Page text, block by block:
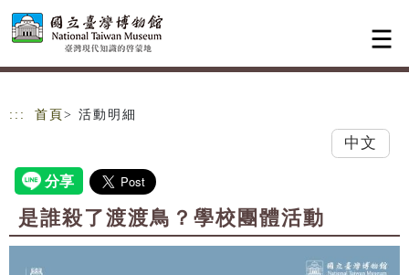
跳到主要內容
網站導覽
::: 首頁 > 活動明細
中文
是誰殺了渡渡鳥？學校團體活動